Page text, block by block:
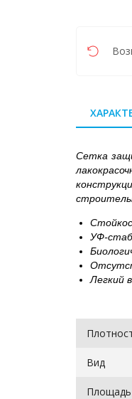
Сетка
УФ-
Легкий
Вид
Площадь